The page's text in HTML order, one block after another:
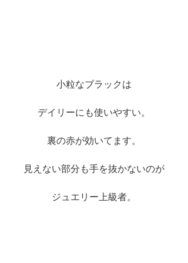
小粒なブラックは
デイリーにも使いやすい。
裏の赤が効いてます。
見えない部分も手を抜かないのが
ジュエリー上級者。